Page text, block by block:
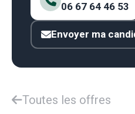
06 67 64 46 53
Envoyer ma
Toutes les offres